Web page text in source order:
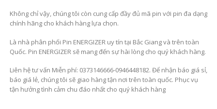
Không chỉ vậy, chúng tôi còn cung cấp đầy đủ mã pin với pin đa dạng
chính hãng cho khách hàng lựa chọn.
Là nhà phân phối Pin ENERGIZER uy tín tại Bắc Giang và trên toàn
Quốc. Pin ENERGIZER sẽ mang đến sự hài lòng cho quý khách hàng.
Liên hệ tư vấn Miễn phí: 0373146666-0946448182. Để nhận báo giá sỉ,
báo giá lẻ, chúng tôi sẽ giao hàng tận nơi trên toàn quốc. Phục vụ
tận hưởng tình cảm chu đáo nhất cho quý khách hàng